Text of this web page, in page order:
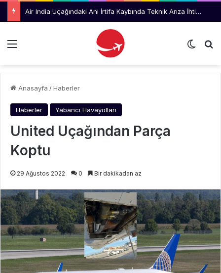
Air India Uçağındaki Ani İrtifa Kaybında Teknik Arıza İhtimali İnceleniyor
Menü Dış
Anasayfa /Haberler
Haberler Yabancı Havayolları
United Uçağından Parça
Koptu
29 Ağustos 2022 0 Bir dakikadan az